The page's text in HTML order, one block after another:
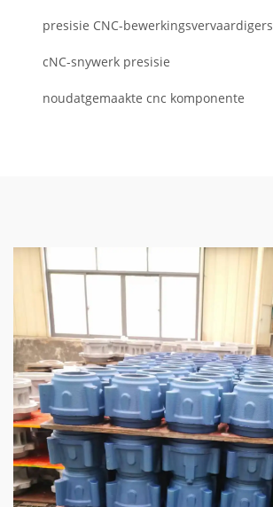
presisie CNC-bewerkingsvervaardigers
cNC-snywerk presisie
noudatgemaakte cnc komponente